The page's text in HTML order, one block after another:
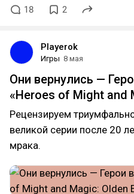
18 2
Playerok
Игры 8 мая
Они вернулись —
«Heroes of Might and
Рецензируем
великой серии после 20
мрака.